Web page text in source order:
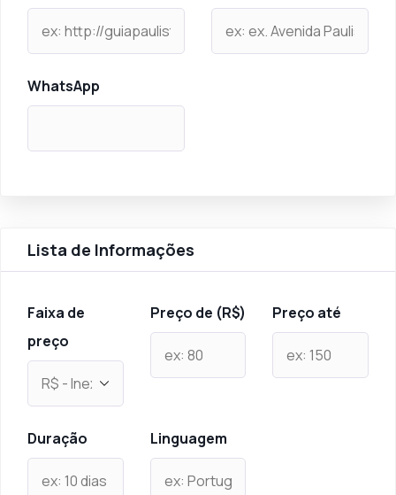
WhatsApp
Lista de Informações
Faixa de
preço
Preço de (R$) Preço até
Duração Linguagem